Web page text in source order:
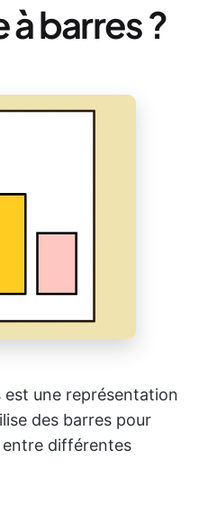
barres ?
est une représentation
des barres pour
différentes